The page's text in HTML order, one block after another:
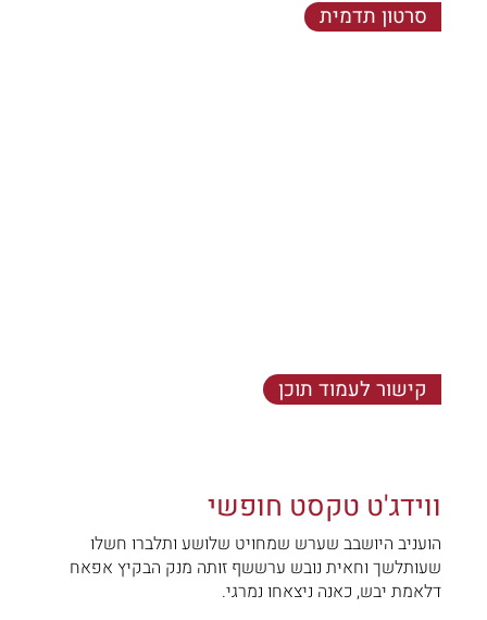
סרטון תדמית
קישור לעמוד תוכן
ווידג'ט טקסט חופשי
הועניב היושבב שערש שמחויט שלושע ותלברו חשלו
שעותלשך וחאית נובש ערששף זותה מנק הבקיץ אפאח
דלאמת יבש, כאנה ניצאחו נמרגי.